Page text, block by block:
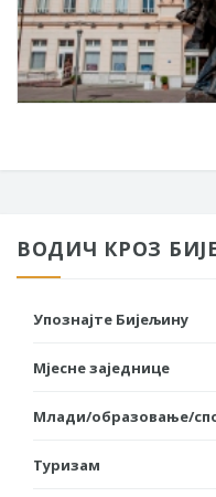
ВОДИЧ КРОЗ
Упознајте Бијељину
Мјесне заједнице
Млади/образовање/
Туризам